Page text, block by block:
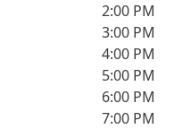
2:00 PM
3:00 PM
4:00 PM
5:00 PM
6:00 PM
7:00 PM